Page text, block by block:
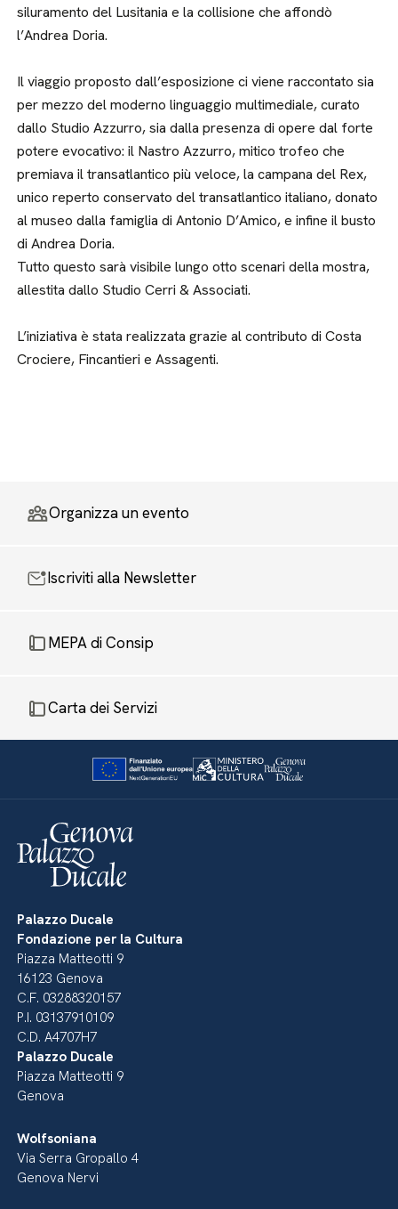
siluramento del Lusitania e la collisione che affondò
l’Andrea Doria.
Il viaggio proposto dall’esposizione ci viene raccontato sia
per mezzo del moderno linguaggio multimediale, curato
dallo Studio Azzurro, sia dalla presenza di opere dal forte
potere evocativo: il Nastro Azzurro, mitico trofeo che
premiava il transatlantico più veloce, la campana del Rex,
unico reperto conservato del transatlantico italiano, donato
al museo dalla famiglia di Antonio D’Amico, e infine il busto
di Andrea Doria.
Tutto questo sarà visibile lungo otto scenari della mostra,
allestita dallo Studio Cerri & Associati.
L’iniziativa è stata realizzata grazie al contributo di Costa
Crociere, Fincantieri e Assagenti.
Organizza un evento
Iscriviti alla Newsletter
MEPA di Consip
Carta dei Servizi
Palazzo Ducale
Fondazione per la Cultura
Piazza Matteotti 9
16123 Genova
C.F. 03288320157
P.I. 03137910109
C.D. A4707H7
Palazzo Ducale
Piazza Matteotti 9
Genova
Wolfsoniana
Via Serra Gropallo 4
Genova Nervi